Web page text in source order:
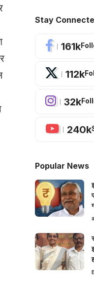
Stay
161k
112k
32k
240k
Popular News